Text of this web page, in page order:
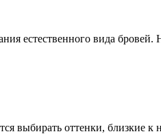
естественного вида
выбирать оттенки, близкие к